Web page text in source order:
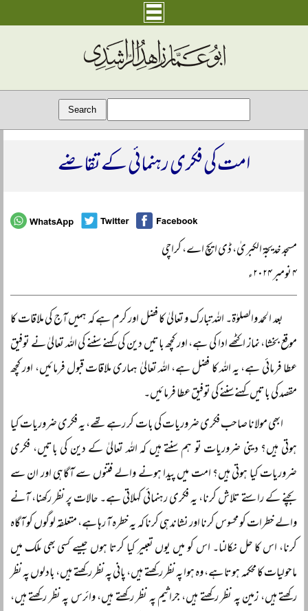
امت کی فکری رہنمائی کے تقاضے
مسجد خدیجۃ الکبریٰ، ڈی ایچ اے، کراچی
۴ نومبر ۲۰۲۴ء
بعد الحمد والصلوٰۃ۔ اللہ تبارک و تعالیٰ کا فضل اور کرم ہے کہ ہمیں آج کی ملاقات کا
موقع بخشا، نماز اکٹھے ادا کی ہے، اور کچھ باتیں دین کی کہنے سننے کی اللہ تعالیٰ نے توفیق
عطا فرمائی ہے، یہ اللہ کا فضل ہے، اللہ تعالیٰ ہماری ملاقات قبول فرمائیں، اور کچھ
مقصد کی باتیں کہنے سننے کی توفیق عطا فرمائیں۔
ابھی مولانا صاحب فکری ضروریات کی بات کر رہے تھے، یہ فکری ضروریات کیا
ہوتی ہیں؟ دینی ضروریات تو ہم سنتے ہیں کہ اللہ تعالیٰ کے دین کی باتیں، فکری
ضروریات کیا ہوتی ہیں؟ امت میں پیدا ہونے والے فتنوں سے آگاہی اور ان سے
بچنے کے راستے تلاش کرنا، یہ فکری رہنمائی کہلاتی ہے۔ حالات پر نظر رکھنا، آنے
والے خطرات کو محسوس کرنا اور نشاندہی کرنا کہ یہ خطرہ آ رہا ہے، متعلقہ لوگوں کو آگاہ
کرنا، اس کا حل نکالنا۔ اس کو میں یوں تعبیر کیا کرتا ہوں جیسے کسی بھی ملک میں
ماحولیات کا محکمہ ہوتا ہے، وہ ہوا پہ نظر رکھتے ہیں، پانی پہ نظر رکھتے ہیں، بادلوں پہ نظر
رکھتے ہیں، زمین پہ نظر رکھتے ہیں، جراثیم پہ نظر رکھتے ہیں، وائرس پہ نظر رکھتے ہیں،